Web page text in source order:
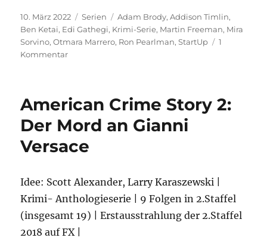
Veröffentlicht
am
10. März 2022 Kategorien
Serien Schlagwörter
Adam Brody,Addison Timlin,
Ben Ketai, Edi Gathegi, Krimi-Serie, Martin Freeman, Mira
Sorvino,Otmara Marrero, Ron Pearlman,StartUp
1
Kommentarzu
American Crime Story 2:
Der Mord an Gianni
Versace
Idee: Scott Alexander, Larry Karaszewski |
Krimi- Anthologieserie | 9 Folgen in 2.Staffel
(insgesamt 19) | Erstausstrahlung der 2.Staffel
2018 auf FX |